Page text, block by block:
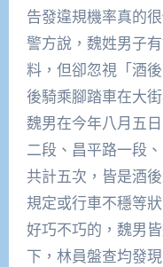
告發違規機率真的很
警方說，魏姓男子
料，但卻忽視「酒
後騎乘腳踏車在大
魏男在今年八月五
二段、昌平路一段
共計五次，皆是酒
規定或行車不穩等
好巧不巧的，魏男
下，林員盤查均發